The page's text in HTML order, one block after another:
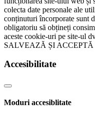
colecta date personale ale
conținuturi încorporate sunt
obligatoriu să obțineți
aceste cookie-uri pe site-ul
SALVEAZĂ ȘI ACCEPTĂ
Accesibilitate
Moduri accesiblitate